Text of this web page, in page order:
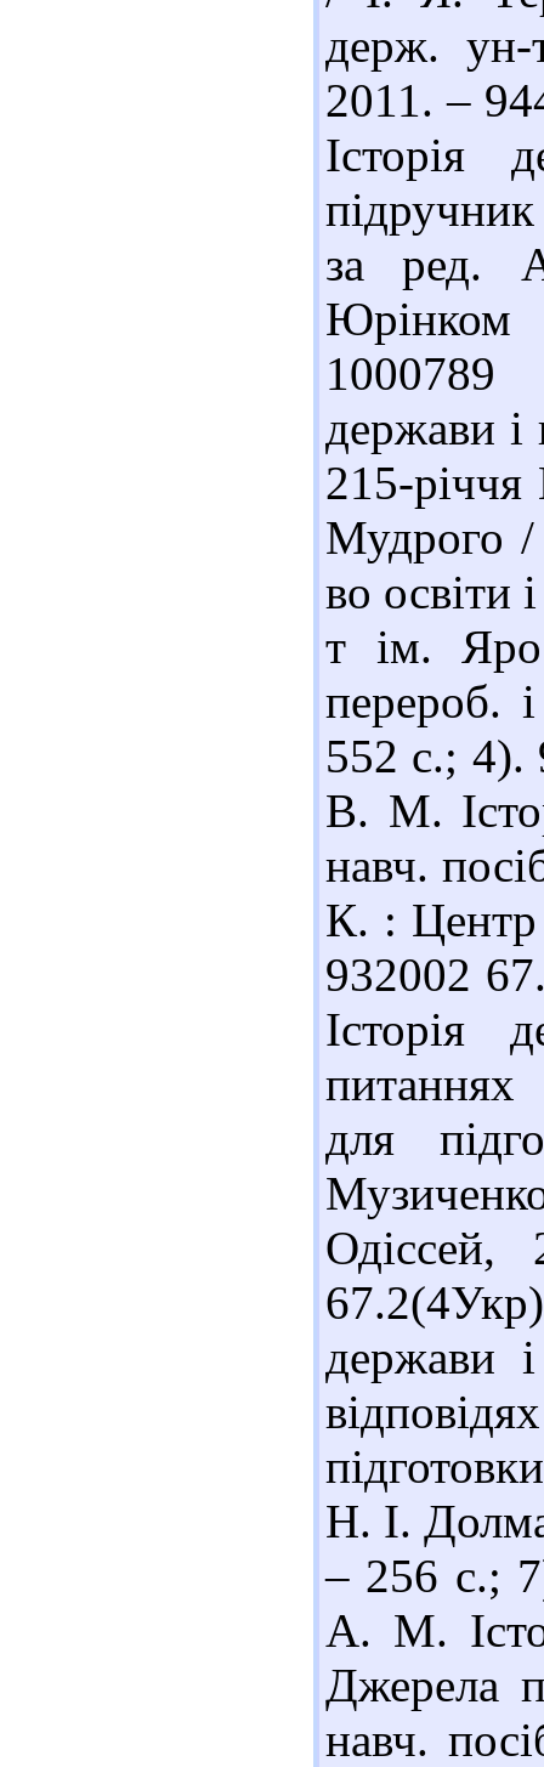
держ.
2011. –
Історія
за ред.
держави і
215-
Мудрого
во освіти
т ім.
перероб.
552 с.; 4).
В. М.
навч.
К. : Центр
932002
Історія
питаннях
для
держави
Н. І.
– 256 с.;
А. М.
Джерела
навч.